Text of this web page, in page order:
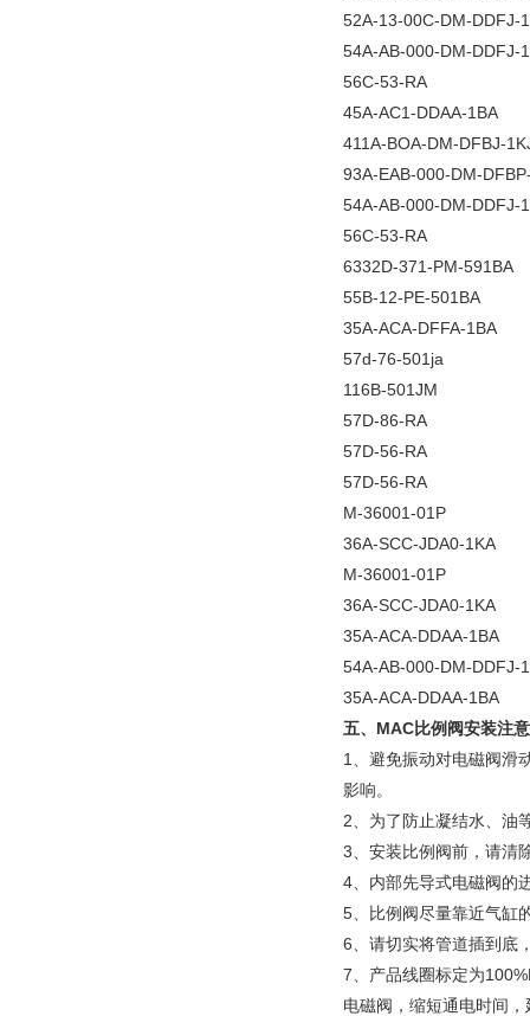
52A-13-00C-DM-DDFJ-
54A-AB-000-DM-DDFJ-
56C-53-RA
45A-AC1-DDAA-1BA
411A-BOA-DM-DFBJ-
93A-EAB-000-DM-
54A-AB-000-DM-DDFJ-
56C-53-RA
6332D-371-PM-591BA
55B-12-PE-501BA
35A-ACA-DFFA-1BA
57d-76-501ja
116B-501JM
57D-86-RA
57D-56-RA
57D-56-RA
M-36001-01P
36A-SCC-JDA0-1KA
M-36001-01P
36A-SCC-JDA0-1KA
35A-ACA-DDAA-1BA
54A-AB-000-DM-DDFJ-
35A-ACA-DDAA-1BA
五、 MAC比例阀安装注
1、避免振动对电磁阀滑
影响。
2、为了防止凝结水、油
3、安装比例阀前，请清
4、内部先导式电磁阀的
5、比例阀尽量靠近气缸
6、请切实将管道插到底
7、产品线圈标定为
电磁阀，缩短通电时间